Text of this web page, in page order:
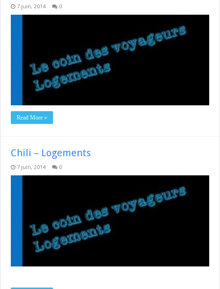
7 juin, 2014 0
Read More »
Chili – Logements
7 juin, 2014 0